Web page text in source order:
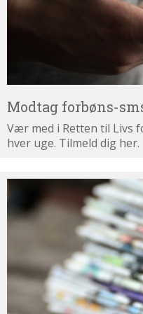
Modtag forbøns-
Vær med i Retten til Livs
hver uge. Tilmeld dig her.
Tilmeld
dig
nyhedsbrevet